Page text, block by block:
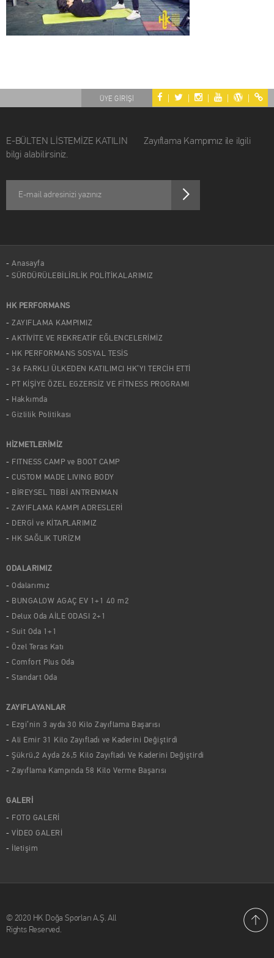
| | | | |
ÜYE GİRİŞİ
E-BÜLTEN LİSTEMİZE KATILIN Zayıflama Kampımız ile ilgili
bilgi alabilirsiniz.
Anasayfa
SÜRDÜRÜLEBİLİRLİK POLİTİKALARIMIZ
HK PERFORMANS
ZAYIFLAMA KAMPIMIZ
AKTİVİTE VE REKREATİF EĞLENCELERİMİZ
HK PERFORMANS SOSYAL TESİS
36 FARKLI ÜLKEDEN KATILIMCI HK’YI TERCİH ETTİ
PT KİŞİYE ÖZEL EGZERSİZ VE FİTNESS PROGRAMI
Hakkımda
Gizlilik Politikası
HİZMETLERİMİZ
FITNESS CAMP ve BOOT CAMP
CUSTOM MADE LIVING BODY
BİREYSEL TIBBİ ANTRENMAN
ZAYIFLAMA KAMPI ADRESLERİ
DERGİ ve KİTAPLARIMIZ
HK SAĞLIK TURİZM
ODALARIMIZ
Odalarımız
BUNGALOW AGAÇ EV 1+1 40 m2
Delux Oda AİLE ODASI 2+1
Suit Oda 1+1
Özel Teras Katı
Comfort Plus Oda
Standart Oda
ZAYIFLAYANLAR
Ezgi’nin 3 ayda 30 Kilo Zayıflama Başarısı
Ali Emir 31 Kilo Zayıfladı ve Kaderini Değiştirdi
Şükrü,2 Ayda 26,5 Kilo Zayıfladı Ve Kaderini Değiştirdi
Zayıflama Kampında 58 Kilo Verme Başarısı
GALERİ
FOTO GALERİ
VİDEO GALERİ
İletişim
© 2020 HK Doğa Sporları A.Ş. All
Rights Reserved.